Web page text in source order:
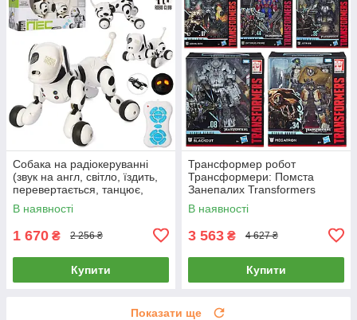
Собака на радіокеруванні
(звук на англ, світло, їздить,
перевертається, танцює,
програмується, USB) RC
0007
В наявності
1 670 ₴ 2 256 ₴
Купити
Трансформер робот
Трансформери: Помста
Занепалих Transformers
Hasbro (різні види,
аксесуари) E0703
В наявності
3 563 ₴ 4 627 ₴
Купити
Показати ще